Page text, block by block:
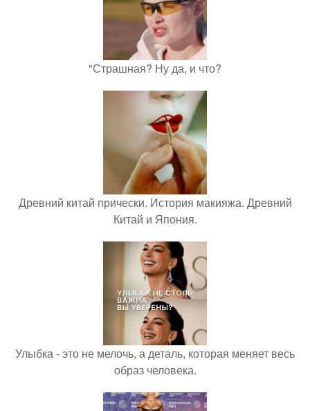
"Страшная? Ну да, и что?
Древний китай прически. История макияжа. Древний
Китай и Япония.
Улыбка - это не мелочь, а деталь, которая меняет весь
образ человека.